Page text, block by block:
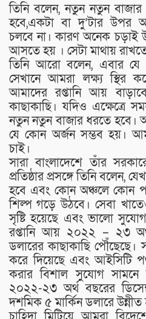
তিনি বলেন, নতুন নতুন
হবে,একটা বা দু’টার উপর
চলবে না। কারণ অনেক চড়াই
আসতে হয় । সেটা মাথায়
তিনি আরো বলেন, এবার যে
সেখানে আমরা লক্ষ্য স্থির
আমাদের রপ্তানি আয়
কাছাকাছি। যদিও এক্ষেত্রে
নতুন নতুন বাজার ধরতে হবে।
যে কোন অর্জন সম্ভব হয়।
চাই।
সারা বাংলাদেশে তাঁর
প্রতিষ্ঠার প্রসঙ্গে তিনি বলেন,
হবে এবং কোন অঞ্চলে কোন
শিল্প গড়ে উঠবে। সেবা
সৃষ্টি হয়েছে এবং ভালো
রপ্তানি আয় ২০২২ – ২৩
ডলারের কাছাকাছি পৌঁছেছে।
করে দিয়েছে এবং আইসিটি
করার বিশাল সুযোগ
২০২২-২৩ অর্থ বছরের
দশমিক ৫ মার্কিন ডলারে